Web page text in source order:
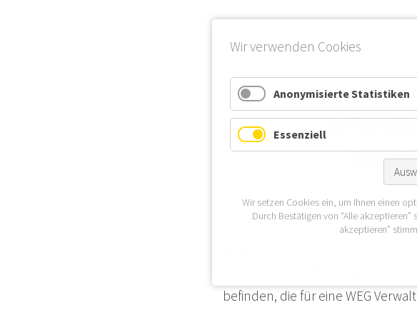
In Breuberg könnten WEG
von Amorbach, Mümling und
befinden, die für eine WEG
Wir verwenden Cookies
Anonymisierte Statistiken
Essenziell
Wir setzen Cookies ein, um Ihnen einen
Durch Bestätigen von “Alle
akzeptieren”